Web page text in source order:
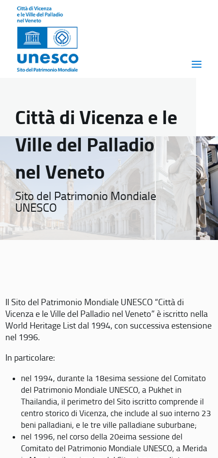
Città di Vicenza e le
Ville del Palladio
nel Veneto
Sito del Patrimonio Mondiale
UNESCO
Il Sito del Patrimonio Mondiale UNESCO “Città di
Vicenza e le Ville del Palladio nel Veneto” è iscritto nella
World Heritage List dal 1994, con successiva estensione
nel 1996.
In particolare:
nel 1994, durante la 18esima sessione del Comitato
del Patrimonio Mondiale UNESCO, a Pukhet in
Thailandia, il perimetro del Sito iscritto comprende il
centro storico di Vicenza, che include al suo interno 23
beni palladiani, e le tre ville palladiane suburbane;
nel 1996, nel corso della 20eima sessione del
Comitato del Patrimonio Mondiale UNESCO, a Merida